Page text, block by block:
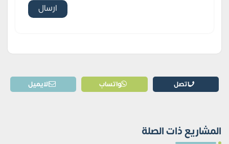
اتصل واتساب الايميل
المشاريع ذات الصلة